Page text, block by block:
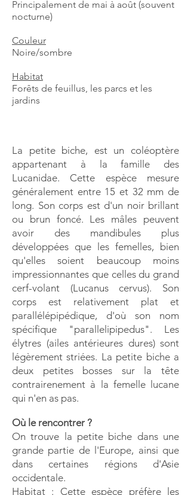
Principalement de mai à août (souvent
nocturne)
Couleur
Noire/sombre​
Habitat
Forêts de feuillus, les parcs et les
jardins
La petite biche, est un coléoptère
appartenant à la famille des
Lucanidae. Cette espèce mesure
généralement entre 15 et 32 mm de
long. Son corps est d'un noir brillant
ou brun foncé. Les mâles peuvent
avoir des mandibules plus
développées que les femelles, bien
qu'elles soient beaucoup moins
impressionnantes que celles du grand
cerf-volant (Lucanus cervus). Son
corps est relativement plat et
parallélépipédique, d'où son nom
spécifique "parallelipipedus". Les
élytres (ailes antérieures dures) sont
légèrement striées. La petite biche a
deux petites bosses sur la tête
contrairenement à la femelle lucane
qui n'en as pas.
Où le rencontrer ?
On trouve la petite biche dans une
grande partie de l'Europe, ainsi que
dans certaines régions d'Asie
occidentale.
Habitat : Cette espèce préfère les